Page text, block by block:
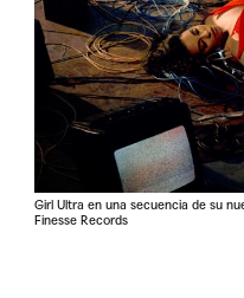
Girl Ultra en una secuencia de su
Finesse Records